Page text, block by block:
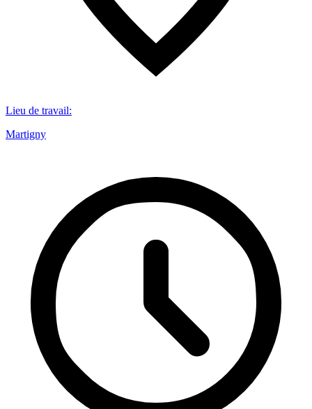
Lieu de travail:
Martigny